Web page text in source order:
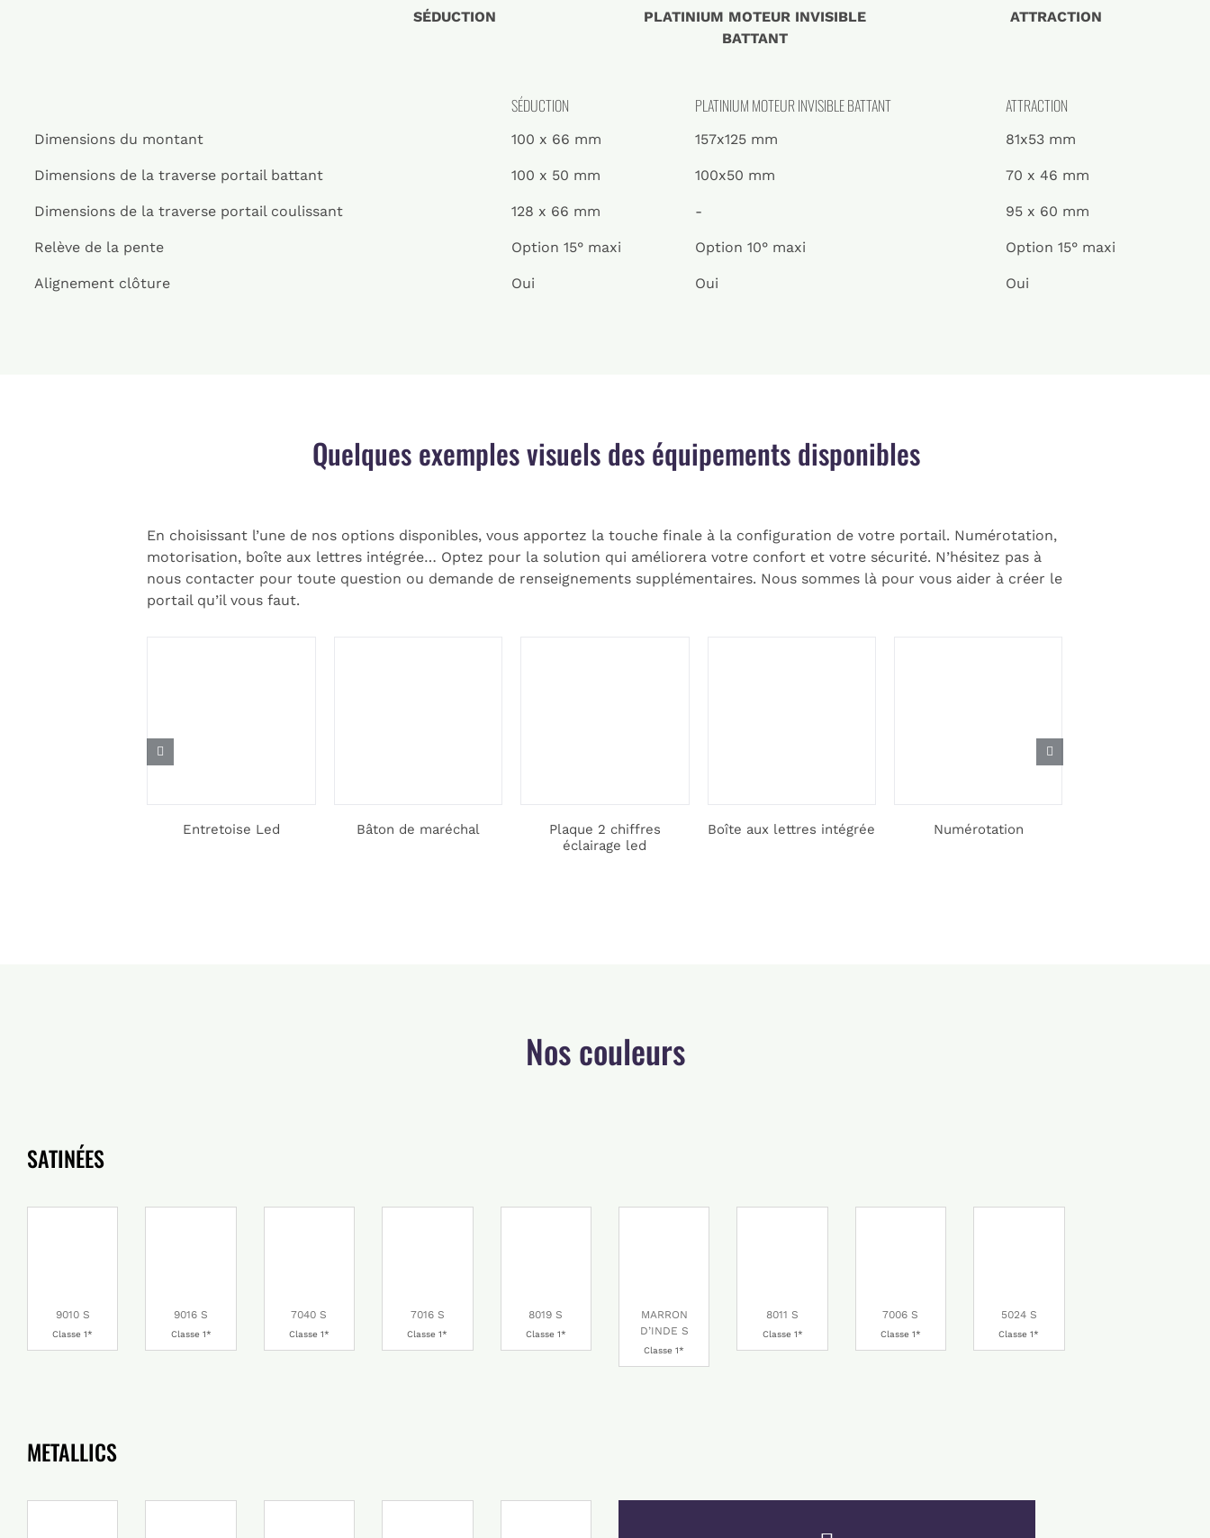
SÉDUCTION
PLATINIUM MOTEUR INVISIBLE
BATTANT
ATTRACTION
SÉDUCTION PLATINIUM MOTEUR INVISIBLE BATTANT ATTRACTION
Dimensions du montant 100 x 66 mm 157x125 mm 81x53 mm
Dimensions de la traverse portail battant 100 x 50 mm 100x50 mm 70 x 46 mm
Dimensions de la traverse portail coulissant 128 x 66 mm - 95 x 60 mm
Relève de la pente Option 15° maxi Option 10° maxi Option 15° maxi
Alignement clôture Oui Oui Oui
Quelques exemples visuels des équipements disponibles
En choisissant l’une de nos options disponibles, vous apportez la touche finale à la configuration de votre portail. Numérotation,
motorisation, boîte aux lettres intégrée… Optez pour la solution qui améliorera votre confort et votre sécurité. N’hésitez pas à
nous contacter pour toute question ou demande de renseignements supplémentaires. Nous sommes là pour vous aider à créer le
portail qu’il vous faut.
Entretoise Led Bâton de maréchal
Plaque 2 chiffres
éclairage led
Boîte aux lettres intégrée Numérotation
Nos couleurs
SATINÉES
9010 S
Classe 1*
9016 S
Classe 1*
7040 S
Classe 1*
7016 S
Classe 1*
8019 S
Classe 1*
MARRON
D’INDE S
Classe 1*
8011 S
Classe 1*
7006 S
Classe 1*
5024 S
Classe 1*
METALLICS